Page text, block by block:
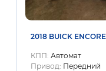
2018 BUICK
КПП: Автомат
Привод: Передний